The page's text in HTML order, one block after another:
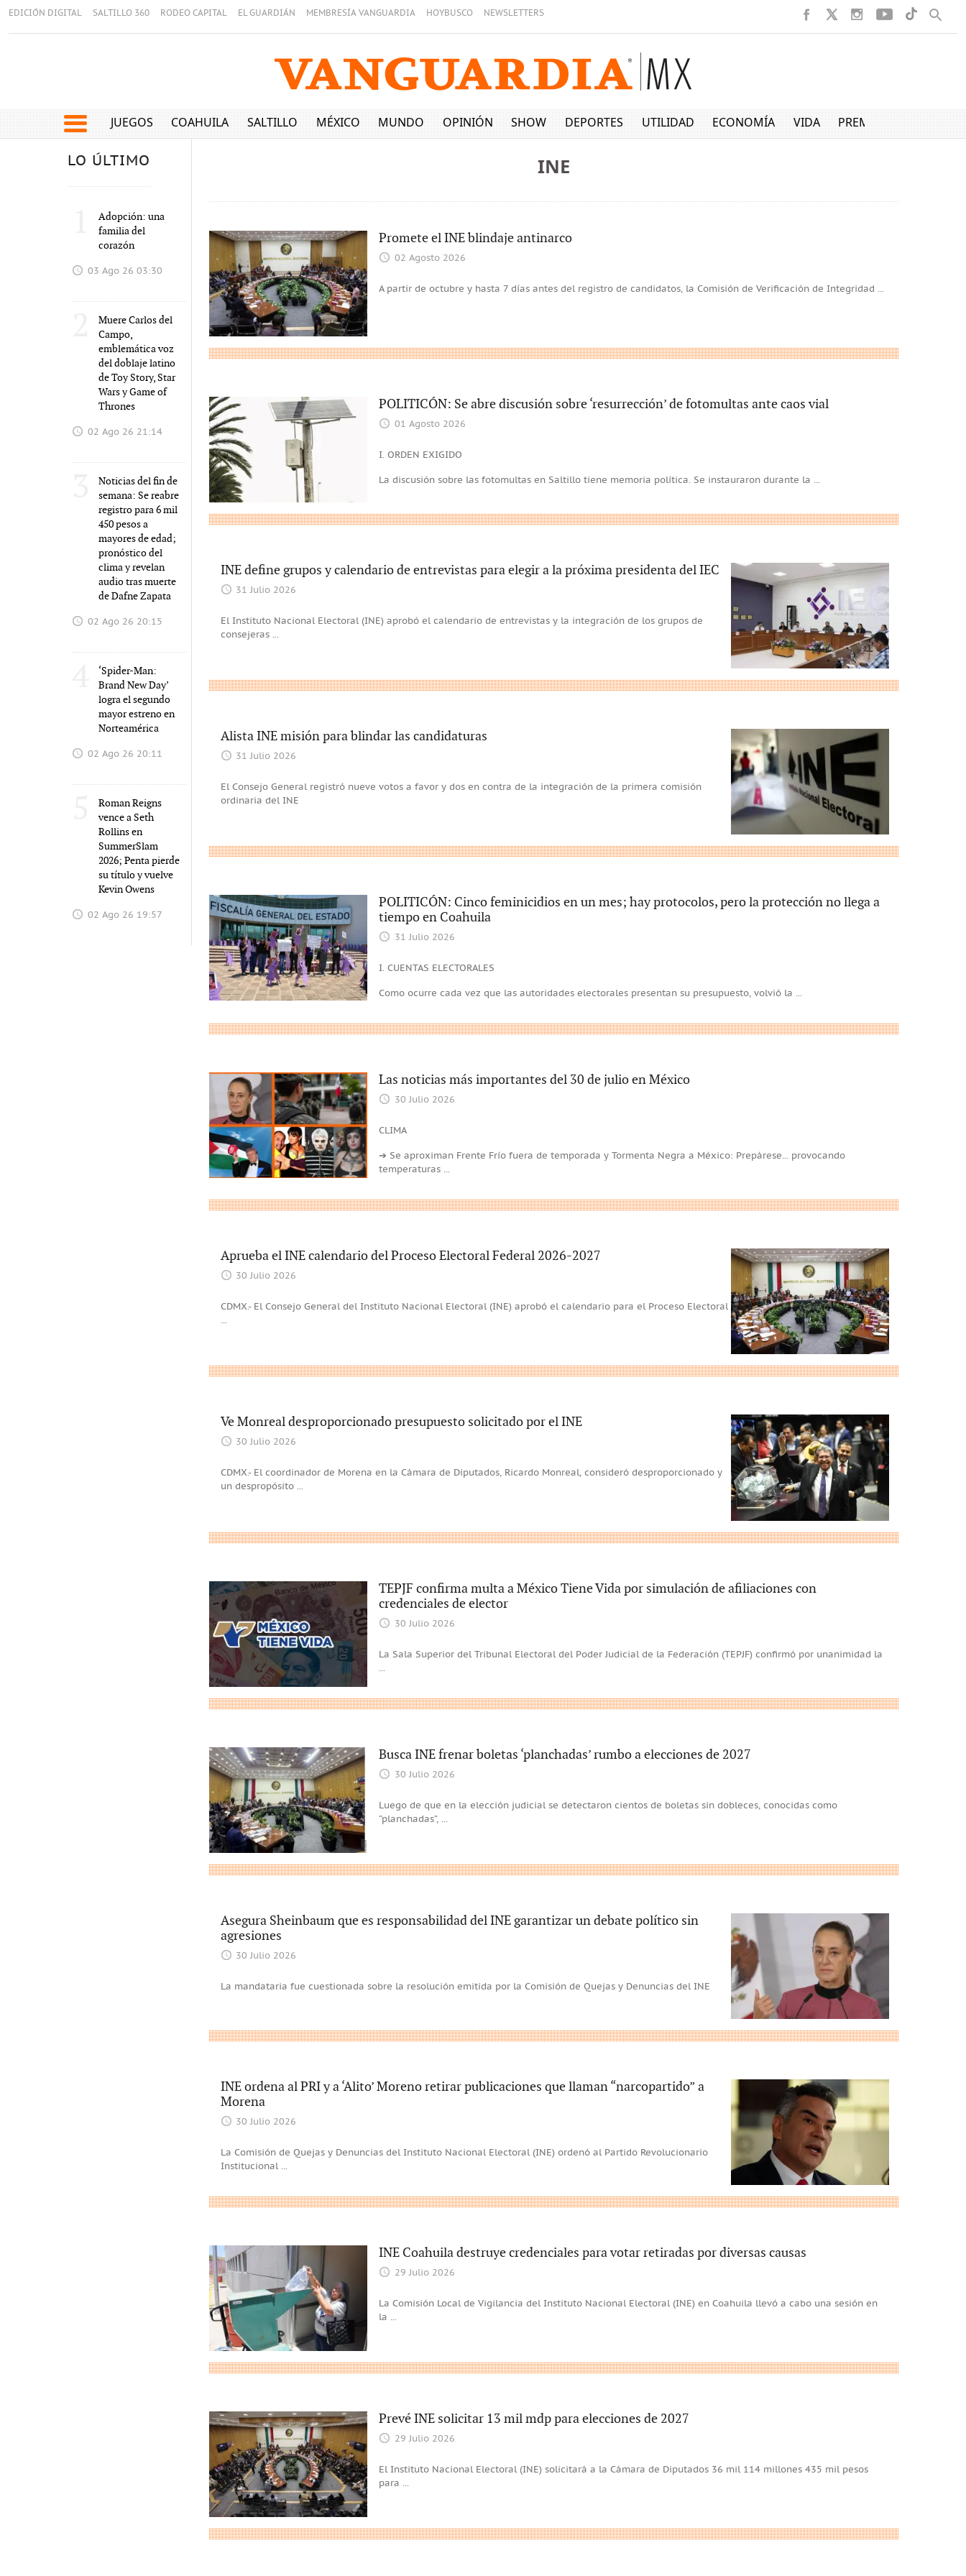
EDICIÓN DIGITAL SALTILLO 360 RODEO CAPITAL EL GUARDIÁN MEMBRESÍA VANGUARDIA HOYBUSCO NEWSLETTERS
JUEGOS COAHUILA SALTILLO MÉXICO MUNDO OPINIÓN SHOW DEPORTES UTILIDAD ECONOMÍA VIDA PREMIUM
LO ÚLTIMO
Adopción: una
familia del
corazón
03 Ago 26 03:30
Muere Carlos del
Campo,
emblemática voz
del doblaje latino
de Toy Story, Star
Wars y Game of
Thrones
02 Ago 26 21:14
Noticias del fin de
semana: Se reabre
registro para 6 mil
450 pesos a
mayores de edad;
pronóstico del
clima y revelan
audio tras muerte
de Dafne Zapata
02 Ago 26 20:15
‘Spider-Man:
Brand New Day’
logra el segundo
mayor estreno en
Norteamérica
02 Ago 26 20:11
Roman Reigns
vence a Seth
Rollins en
SummerSlam
2026; Penta pierde
su título y vuelve
Kevin Owens
02 Ago 26 19:57
INE
Promete el INE blindaje antinarco
02 Agosto 2026
A partir de octubre y hasta 7 días antes del registro de candidatos, la Comisión de Verificación de Integridad ...
POLITICÓN: Se abre discusión sobre ‘resurrección’ de fotomultas ante caos vial
01 Agosto 2026
I. ORDEN EXIGIDO
La discusión sobre las fotomultas en Saltillo tiene memoria política. Se instauraron durante la ...
INE define grupos y calendario de entrevistas para elegir a la próxima presidenta del IEC
31 Julio 2026
El Instituto Nacional Electoral (INE) aprobó el calendario de entrevistas y la integración de los grupos de
consejeras ...
Alista INE misión para blindar las candidaturas
31 Julio 2026
El Consejo General registró nueve votos a favor y dos en contra de la integración de la primera comisión
ordinaria del INE
POLITICÓN: Cinco feminicidios en un mes; hay protocolos, pero la protección no llega a
tiempo en Coahuila
31 Julio 2026
I. CUENTAS ELECTORALES
Como ocurre cada vez que las autoridades electorales presentan su presupuesto, volvió la ...
Las noticias más importantes del 30 de julio en México
30 Julio 2026
CLIMA
➔ Se aproximan Frente Frío fuera de temporada y Tormenta Negra a México: Prepárese... provocando
temperaturas ...
Aprueba el INE calendario del Proceso Electoral Federal 2026-2027
30 Julio 2026
CDMX.- El Consejo General del Instituto Nacional Electoral (INE) aprobó el calendario para el Proceso Electoral
...
Ve Monreal desproporcionado presupuesto solicitado por el INE
30 Julio 2026
CDMX.- El coordinador de Morena en la Cámara de Diputados, Ricardo Monreal, consideró desproporcionado y
un despropósito ...
TEPJF confirma multa a México Tiene Vida por simulación de afiliaciones con
credenciales de elector
30 Julio 2026
La Sala Superior del Tribunal Electoral del Poder Judicial de la Federación (TEPJF) confirmó por unanimidad la
Busca INE frenar boletas ‘planchadas’ rumbo a elecciones de 2027
30 Julio 2026
Luego de que en la elección judicial se detectaron cientos de boletas sin dobleces, conocidas como
“planchadas”,
Asegura Sheinbaum que es responsabilidad del INE garantizar un debate político sin
agresiones
30 Julio 2026
La mandataria fue cuestionada sobre la resolución emitida por la Comisión de Quejas y Denuncias del INE
INE ordena al PRI y a ‘Alito’ Moreno retirar publicaciones que llaman “narcopartido” a
Morena
30 Julio 2026
La Comisión de Quejas y Denuncias del Instituto Nacional Electoral (INE) ordenó al Partido Revolucionario
Institucional ...
INE Coahuila destruye credenciales para votar retiradas por diversas causas
29 Julio 2026
La Comisión Local de Vigilancia del Instituto Nacional Electoral (INE) en Coahuila llevó a cabo una sesión en
la ...
Prevé INE solicitar 13 mil mdp para elecciones de 2027
29 Julio 2026
El Instituto Nacional Electoral (INE) solicitará a la Cámara de Diputados 36 mil 114 millones 435 mil pesos
para ...